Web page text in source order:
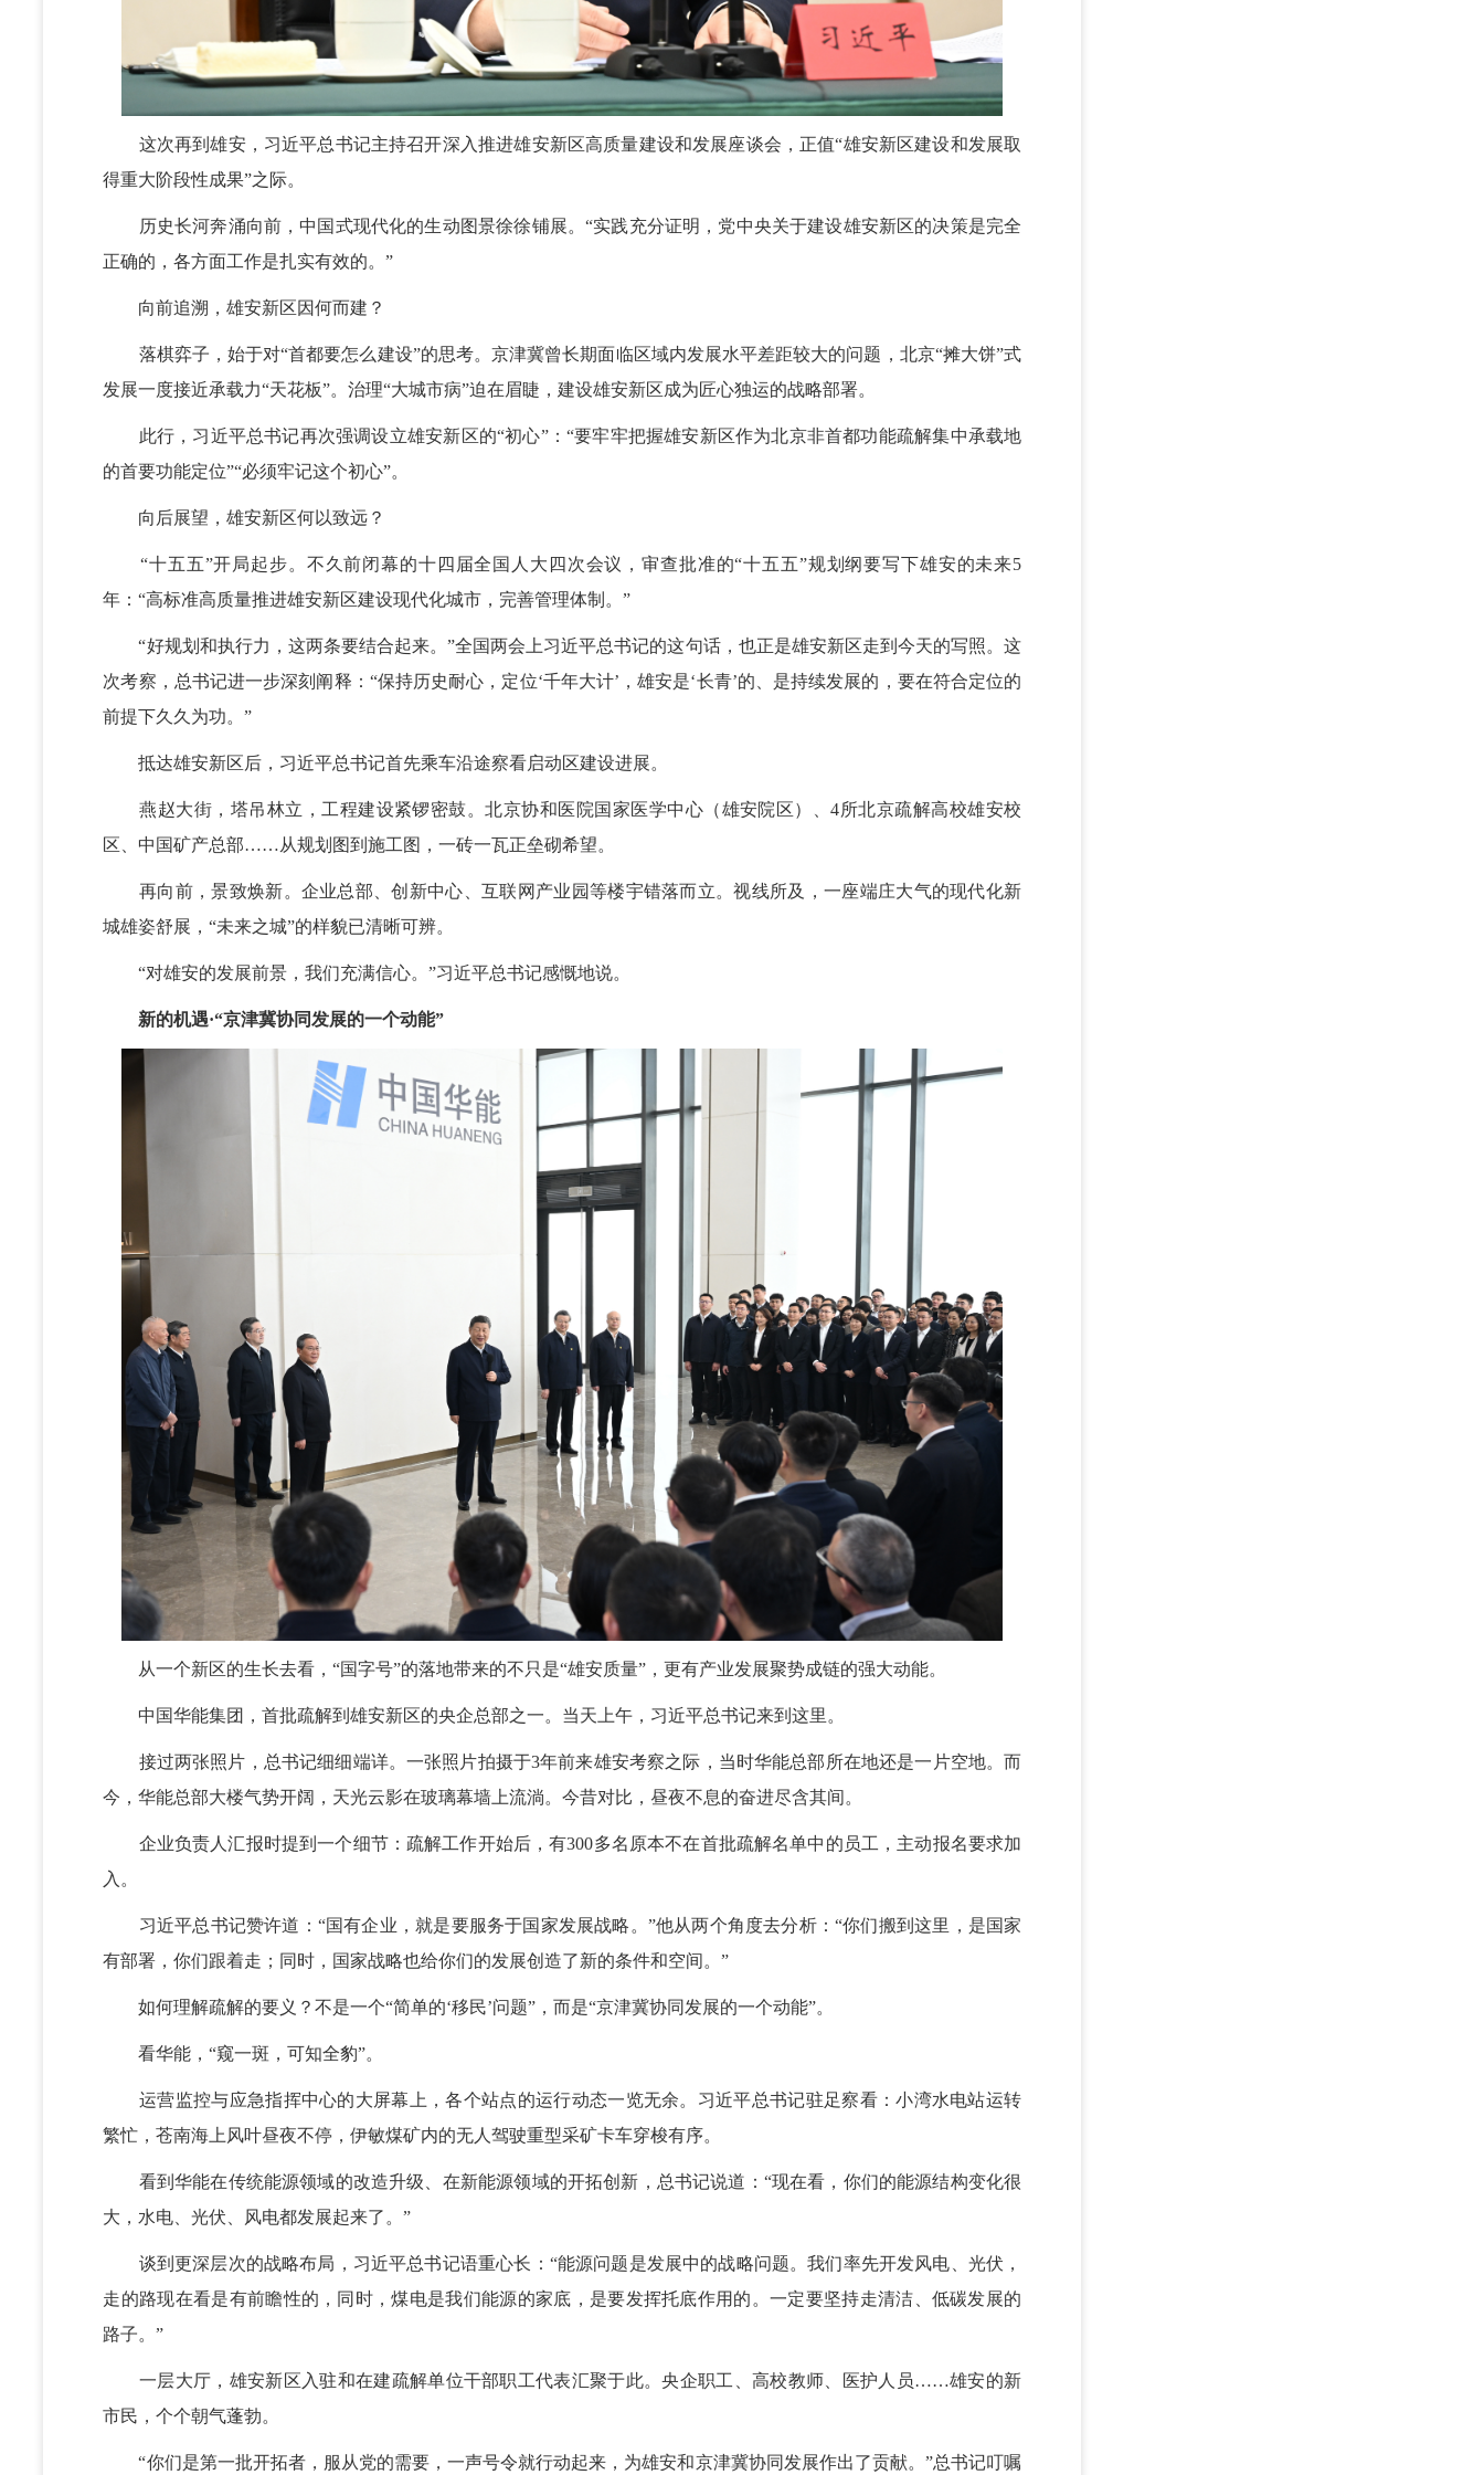
这次再到雄安，习近平总书记主持召开深入推进雄安新区高质量建设和发展座谈会，正值“雄安新区建设和发展取
得重大阶段性成果”之际。
历史长河奔涌向前，中国式现代化的生动图景徐徐铺展。“实践充分证明，党中央关于建设雄安新区的决策是完全
正确的，各方面工作是扎实有效的。”
向前追溯，雄安新区因何而建？
落棋弈子，始于对“首都要怎么建设”的思考。京津冀曾长期面临区域内发展水平差距较大的问题，北京“摊大饼”式
发展一度接近承载力“天花板”。治理“大城市病”迫在眉睫，建设雄安新区成为匠心独运的战略部署。
此行，习近平总书记再次强调设立雄安新区的“初心”：“要牢牢把握雄安新区作为北京非首都功能疏解集中承载地
的首要功能定位”“必须牢记这个初心”。
向后展望，雄安新区何以致远？
“十五五”开局起步。不久前闭幕的十四届全国人大四次会议，审查批准的“十五五”规划纲要写下雄安的未来5
年：“高标准高质量推进雄安新区建设现代化城市，完善管理体制。”
“好规划和执行力，这两条要结合起来。”全国两会上习近平总书记的这句话，也正是雄安新区走到今天的写照。这
次考察，总书记进一步深刻阐释：“保持历史耐心，定位‘千年大计’，雄安是‘长青’的、是持续发展的，要在符合定位的
前提下久久为功。”
抵达雄安新区后，习近平总书记首先乘车沿途察看启动区建设进展。
燕赵大街，塔吊林立，工程建设紧锣密鼓。北京协和医院国家医学中心（雄安院区）、4所北京疏解高校雄安校
区、中国矿产总部……从规划图到施工图，一砖一瓦正垒砌希望。
再向前，景致焕新。企业总部、创新中心、互联网产业园等楼宇错落而立。视线所及，一座端庄大气的现代化新
城雄姿舒展，“未来之城”的样貌已清晰可辨。
“对雄安的发展前景，我们充满信心。”习近平总书记感慨地说。
新的机遇·“京津冀协同发展的一个动能”
从一个新区的生长去看，“国字号”的落地带来的不只是“雄安质量”，更有产业发展聚势成链的强大动能。
中国华能集团，首批疏解到雄安新区的央企总部之一。当天上午，习近平总书记来到这里。
接过两张照片，总书记细细端详。一张照片拍摄于3年前来雄安考察之际，当时华能总部所在地还是一片空地。而
今，华能总部大楼气势开阔，天光云影在玻璃幕墙上流淌。今昔对比，昼夜不息的奋进尽含其间。
企业负责人汇报时提到一个细节：疏解工作开始后，有300多名原本不在首批疏解名单中的员工，主动报名要求加
入。
习近平总书记赞许道：“国有企业，就是要服务于国家发展战略。”他从两个角度去分析：“你们搬到这里，是国家
有部署，你们跟着走；同时，国家战略也给你们的发展创造了新的条件和空间。”
如何理解疏解的要义？不是一个“简单的‘移民’问题”，而是“京津冀协同发展的一个动能”。
看华能，“窥一斑，可知全豹”。
运营监控与应急指挥中心的大屏幕上，各个站点的运行动态一览无余。习近平总书记驻足察看：小湾水电站运转
繁忙，苍南海上风叶昼夜不停，伊敏煤矿内的无人驾驶重型采矿卡车穿梭有序。
看到华能在传统能源领域的改造升级、在新能源领域的开拓创新，总书记说道：“现在看，你们的能源结构变化很
大，水电、光伏、风电都发展起来了。”
谈到更深层次的战略布局，习近平总书记语重心长：“能源问题是发展中的战略问题。我们率先开发风电、光伏，
走的路现在看是有前瞻性的，同时，煤电是我们能源的家底，是要发挥托底作用的。一定要坚持走清洁、低碳发展的
路子。”
一层大厅，雄安新区入驻和在建疏解单位干部职工代表汇聚于此。央企职工、高校教师、医护人员……雄安的新
市民，个个朝气蓬勃。
“你们是第一批开拓者，服从党的需要，一声号令就行动起来，为雄安和京津冀协同发展作出了贡献。”总书记叮嘱